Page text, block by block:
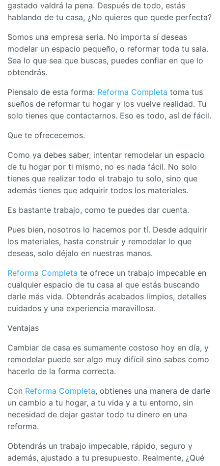
gastado valdrá la pena. Después de todo, estás
hablando de tu casa, ¿No quieres que quede perfecta?
Somos una empresa seria. No importa sí deseas
modelar un espacio pequeño, o reformar toda tu sala.
Sea lo que sea que buscas, puedes confiar en que lo
obtendrás.
Piensalo de esta forma: Reforma Completa toma tus
sueños de reformar tu hogar y los vuelve realidad. Tu
solo tienes que contactarnos. Eso es todo, así de fácil.
Que te ofrececemos.
Como ya debes saber, intentar remodelar un espacio
de tu hogar por ti mismo, no es nada fácil. No solo
tienes que realizar todo el trabajo tu solo, sino que
además tienes que adquirir todos los materiales.
Es bastante trabajo, como te puedes dar cuenta.
Pues bien, nosotros lo hacemos por tí. Desde adquirir
los materiales, hasta construir y remodelar lo que
deseas, solo déjalo en nuestras manos.
Reforma Completa te ofrece un trabajo impecable en
cualquier espacio de tu casa al que estás buscando
darle más vida. Obtendrás acabados limpios, detalles
cuidados y una experiencia maravillosa.
Ventajas
Cambiar de casa es sumamente costoso hoy en día, y
remodelar puede ser algo muy difícil sino sabes como
hacerlo de la forma correcta.
Con Reforma Completa, obtienes una manera de darle
un cambio a tu hogar, a tu vida y a tu entorno, sin
necesidad de dejar gastar todo tu dinero en una
reforma.
Obtendrás un trabajo impecable, rápido, seguro y
además, ajustado a tu presupuesto. Realmente, ¿Qué